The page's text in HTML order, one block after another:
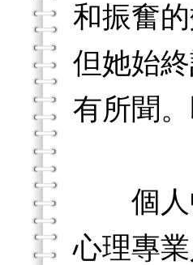
和振奮
但她始
有所聞
個人中
心理專